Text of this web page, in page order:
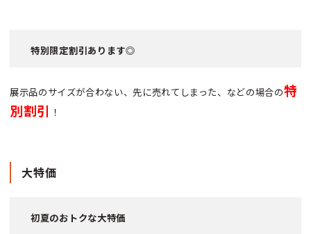
特別限定割引あります◎
展示品のサイズが合わない、先に売れてしまった、などの場合の特
別割引 ！
大特価
初夏のおトクな大特価